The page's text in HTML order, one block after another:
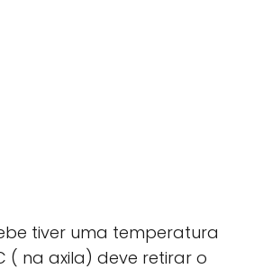
tiver uma temperatura
( na axila) deve retirar o